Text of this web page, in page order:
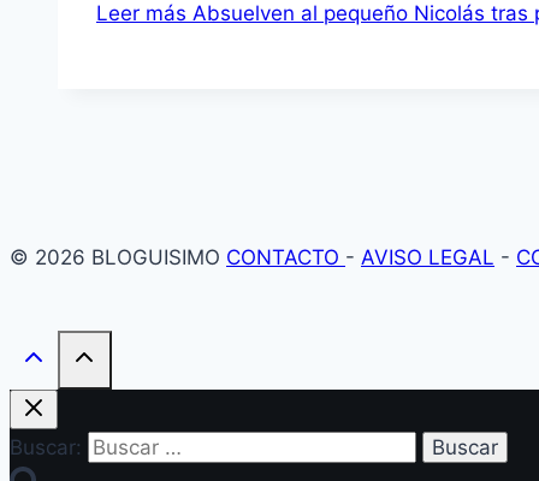
Leer más Absuelven al pequeño Nicolás tras
© 2026 BLOGUISIMO CONTACTO - AVISO LEGAL -
Buscar: